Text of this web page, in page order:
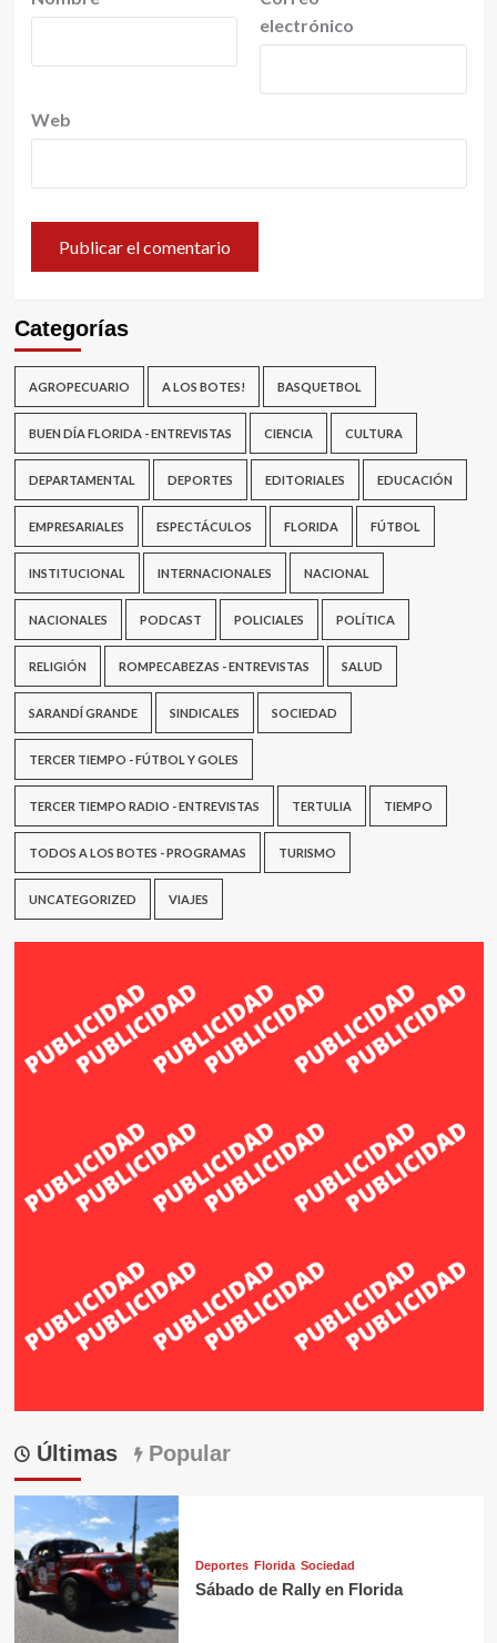
electrónico
Web
Categorías
AGROPECUARIO A LOS BOTES! BASQUETBOL
BUEN DÍA FLORIDA - ENTREVISTAS CIENCIA CULTURA
DEPARTAMENTAL DEPORTES EDITORIALES EDUCACIÓN
EMPRESARIALES ESPECTÁCULOS FLORIDA FÚTBOL
INSTITUCIONAL INTERNACIONALES NACIONAL
NACIONALES PODCAST POLICIALES POLÍTICA
RELIGIÓN ROMPECABEZAS - ENTREVISTAS SALUD
SARANDÍ GRANDE SINDICALES SOCIEDAD
TERCER TIEMPO - FÚTBOL Y GOLES
TERCER TIEMPO RADIO - ENTREVISTAS TERTULIA TIEMPO
TODOS A LOS BOTES - PROGRAMAS TURISMO
UNCATEGORIZED VIAJES
Últimas Popular
Deportes Florida Sociedad
Sábado de Rally en Florida